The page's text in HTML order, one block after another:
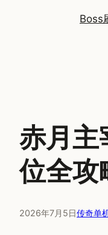
Boss
赤月主
位全攻
2026年7月5日传奇单